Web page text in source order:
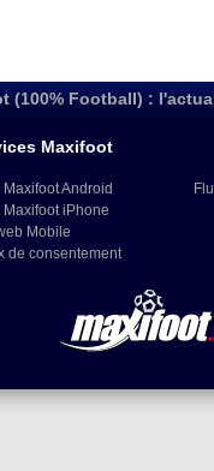
(100% Football) :
Maxifoot
Android
iPhone
Mobile
de consentement